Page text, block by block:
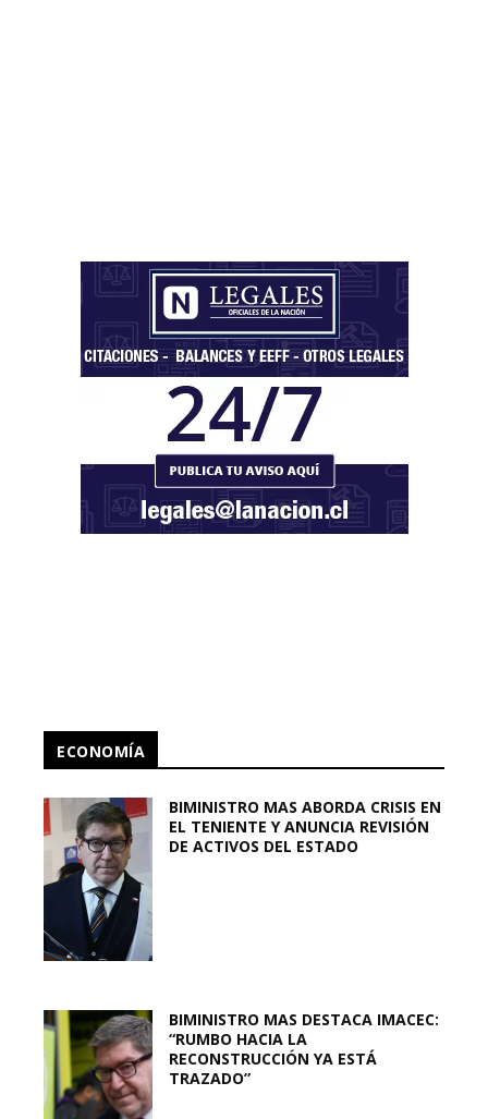
ECONOMÍA
BIMINISTRO MAS ABORDA CRISIS EN
EL TENIENTE Y ANUNCIA REVISIÓN
DE ACTIVOS DEL ESTADO
BIMINISTRO MAS DESTACA IMACEC:
“RUMBO HACIA LA
RECONSTRUCCIÓN YA ESTÁ
TRAZADO”